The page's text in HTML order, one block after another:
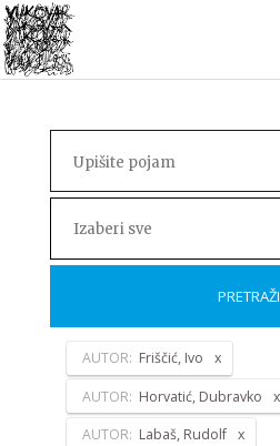
Izaberi sve
PRETRAŽI
AUTOR: Friščić, Ivo
AUTOR: Horvatić, Dubravko
AUTOR: Labaš, Rudolf